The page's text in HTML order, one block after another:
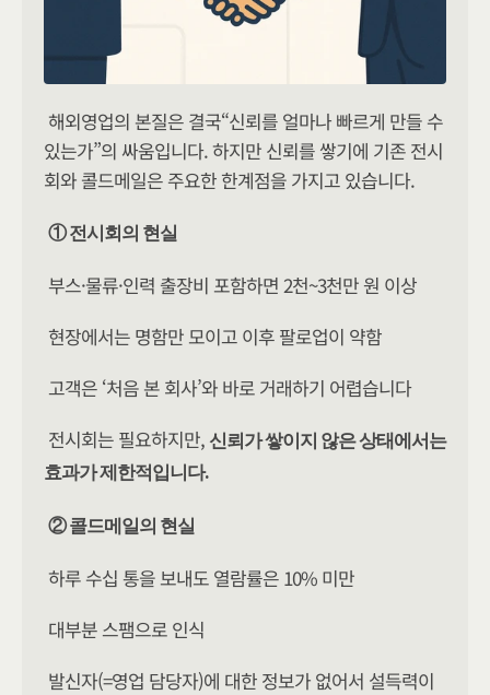
해외영업의 본질은 결국“신뢰를 얼마나 빠르게 만들 수
있는가”의 싸움입니다. 하지만 신뢰를 쌓기에 기존 전시
회와 콜드메일은 주요한 한계점을 가지고 있습니다.
① 전시회의 현실
부스·물류·인력 출장비 포함하면 2천~3천만 원 이상
현장에서는 명함만 모이고 이후 팔로업이 약함
고객은 ‘처음 본 회사’와 바로 거래하기 어렵습니다
전시회는 필요하지만, 신뢰가 쌓이지 않은 상태에서는
효과가 제한적입니다.
② 콜드메일의 현실
하루 수십 통을 보내도 열람률은 10% 미만
대부분 스팸으로 인식
발신자(=영업 담당자)에 대한 정보가 없어서 설득력이